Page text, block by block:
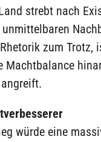
strebt nach
zum
Machtbalance
würde eine